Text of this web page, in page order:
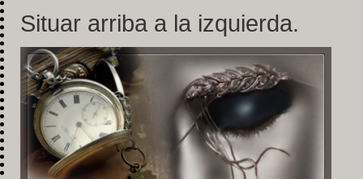
Situar arriba a la izquierda.